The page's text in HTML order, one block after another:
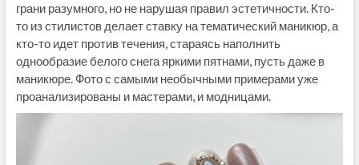
грани разумного, но не нарушая правил эстетичности. Кто-
то из стилистов делает ставку на тематический маникюр, а
кто-то идет против течения, стараясь наполнить
однообразие белого снега яркими пятнами, пусть даже в
маникюре. Фото с самыми необычными примерами уже
проанализированы и мастерами, и модницами.